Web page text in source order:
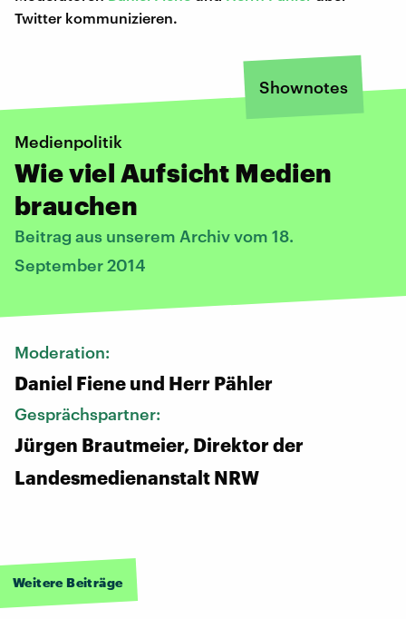
Twitter kommunizieren.
Shownotes
Medienpolitik
Wie viel Aufsicht Medien
brauchen
Beitrag aus unserem Archiv vom 18.
September 2014
Moderation:
Daniel Fiene und Herr Pähler
Gesprächspartner:
Jürgen Brautmeier, Direktor der
Landesmedienanstalt NRW
Weitere Beiträge